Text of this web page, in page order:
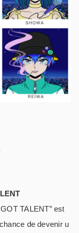
TALENT” est
de devenir u